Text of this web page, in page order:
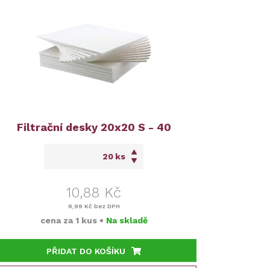
Filtrační desky 20x20 S - 40
ks
10,88 Kč
8,99 Kč bez DPH
cena za 1 kus • Na skladě
PŘIDAT DO KOŠÍKU